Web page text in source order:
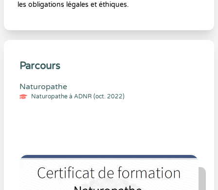
les obligations légales et éthiques.
Parcours
Naturopathe
Naturopathe à ADNR (oct. 2022)